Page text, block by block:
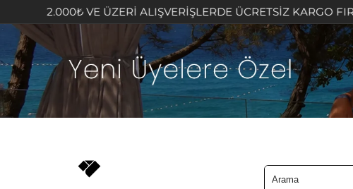
2.000₺ VE ÜZERİ ALIŞVERİŞLERDE ÜCRETSİZ KARGO FIRSATINI